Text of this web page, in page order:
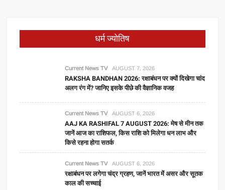
धर्म ज्योतिष
Current News TV AUGUST 7, 2026
RAKSHA BANDHAN 2026: रक्षाबंधन पर क्यों दिखेगा चांद
अलग रंग में? जानिए इसके पीछे की वैज्ञानिक वजह
Current News TV AUGUST 6, 2026
AAJ KA RASHIFAL 7 AUGUST 2026: मेष से मीन तक
जानें आज का राशिफल, किस राशि को मिलेगा धन लाभ और
किसे रहना होगा सतर्क
Current News TV AUGUST 6, 2026
रक्षाबंधन पर लगेगा चंद्र ग्रहण, जानें भारत में असर और सूतक
काल की सच्चाई